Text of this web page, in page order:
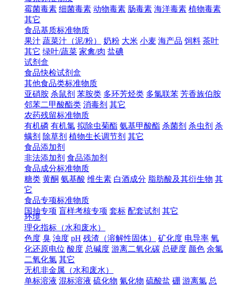
霉菌毒素 细菌毒素 动物毒素 肠毒素 海洋毒素 植物毒素
其它
食品基质标准物质
果汁 蔬菜汁（泥/粉） 奶粉 大米 小麦 海产品 饲料 茶叶
其它 绿叶/蔬菜 家禽/肉 盐碘
试剂盒
食品快检试剂盒
其他食品类标准物质
亚硝胺 杀鼠剂 苯胺类 多环芳烃类 多氯联苯 芳香族伯胺
邻苯二甲酸酯类 消毒剂 其它
农药残留标准物质
有机磷 有机氯 拟除虫菊酯 氨基甲酸酯 杀菌剂 杀虫剂 杀
螨剂 除草剂 植物生长调节剂 其它
食品添加剂
非法添加剂 食品添加剂
食品成分标准物质
糖类 黄酮 氨基酸 维生素 白酒成分 脂肪酸及其衍生物 其
它
食品专项标准物质
国抽专项 盲样考核专项 套标 配套试剂 其它
环境
理化指标（水和废水）
色度 臭 浊度 pH 残渣（溶解性固体） 矿化度 电导率 氧
化还原电位 酸度 总碱度 游离二氧化碳 总硬度 颜色 余氯
二氧化氯 其它
无机非金属（水和废水）
单标溶液 混标溶液 硫化物 氰化物 硫酸盐 硼 游离氯 总